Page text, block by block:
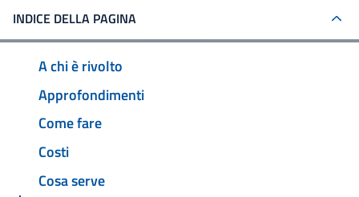
INDICE DELLA PAGINA
A chi è rivolto
Approfondimenti
Come fare
Costi
Cosa serve